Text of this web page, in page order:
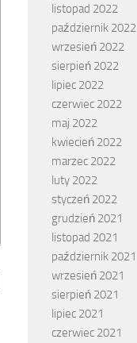
listopad 2022
październik 2022
wrzesień 2022
sierpień 2022
lipiec 2022
czerwiec 2022
maj 2022
kwiecień 2022
marzec 2022
luty 2022
styczeń 2022
grudzień 2021
listopad 2021
październik 2021
wrzesień 2021
sierpień 2021
lipiec 2021
czerwiec 2021